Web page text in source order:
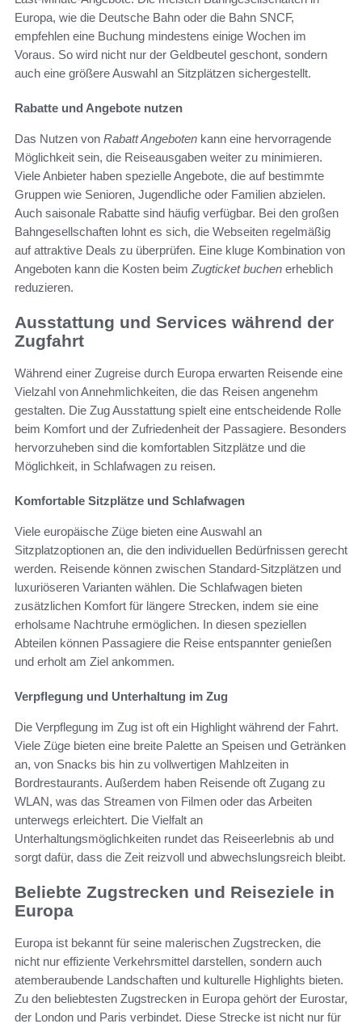
Europa, wie die Deutsche Bahn oder die Bahn SNCF,
empfehlen eine Buchung mindestens einige Wochen im
Voraus. So wird nicht nur der Geldbeutel geschont, sondern
auch eine größere Auswahl an Sitzplätzen sichergestellt.
Rabatte und Angebote nutzen
Das Nutzen von Rabatt Angeboten kann eine hervorragende
Möglichkeit sein, die Reiseausgaben weiter zu minimieren.
Viele Anbieter haben spezielle Angebote, die auf bestimmte
Gruppen wie Senioren, Jugendliche oder Familien abzielen.
Auch saisonale Rabatte sind häufig verfügbar. Bei den großen
Bahngesellschaften lohnt es sich, die Webseiten regelmäßig
auf attraktive Deals zu überprüfen. Eine kluge Kombination von
Angeboten kann die Kosten beim Zugticket buchen erheblich
reduzieren.
Ausstattung und Services während der
Zugfahrt
Während einer Zugreise durch Europa erwarten Reisende eine
Vielzahl von Annehmlichkeiten, die das Reisen angenehm
gestalten. Die Zug Ausstattung spielt eine entscheidende Rolle
beim Komfort und der Zufriedenheit der Passagiere. Besonders
hervorzuheben sind die komfortablen Sitzplätze und die
Möglichkeit, in Schlafwagen zu reisen.
Komfortable Sitzplätze und Schlafwagen
Viele europäische Züge bieten eine Auswahl an
Sitzplatzoptionen an, die den individuellen Bedürfnissen gerecht
werden. Reisende können zwischen Standard-Sitzplätzen und
luxuriöseren Varianten wählen. Die Schlafwagen bieten
zusätzlichen Komfort für längere Strecken, indem sie eine
erholsame Nachtruhe ermöglichen. In diesen speziellen
Abteilen können Passagiere die Reise entspannter genießen
und erholt am Ziel ankommen.
Verpflegung und Unterhaltung im Zug
Die Verpflegung im Zug ist oft ein Highlight während der Fahrt.
Viele Züge bieten eine breite Palette an Speisen und Getränken
an, von Snacks bis hin zu vollwertigen Mahlzeiten in
Bordrestaurants. Außerdem haben Reisende oft Zugang zu
WLAN, was das Streamen von Filmen oder das Arbeiten
unterwegs erleichtert. Die Vielfalt an
Unterhaltungsmöglichkeiten rundet das Reiseerlebnis ab und
sorgt dafür, dass die Zeit reizvoll und abwechslungsreich bleibt.
Beliebte Zugstrecken und Reiseziele in
Europa
Europa ist bekannt für seine malerischen Zugstrecken, die
nicht nur effiziente Verkehrsmittel darstellen, sondern auch
atemberaubende Landschaften und kulturelle Highlights bieten.
Zu den beliebtesten Zugstrecken in Europa gehört der Eurostar,
der London und Paris verbindet. Diese Strecke ist nicht nur für